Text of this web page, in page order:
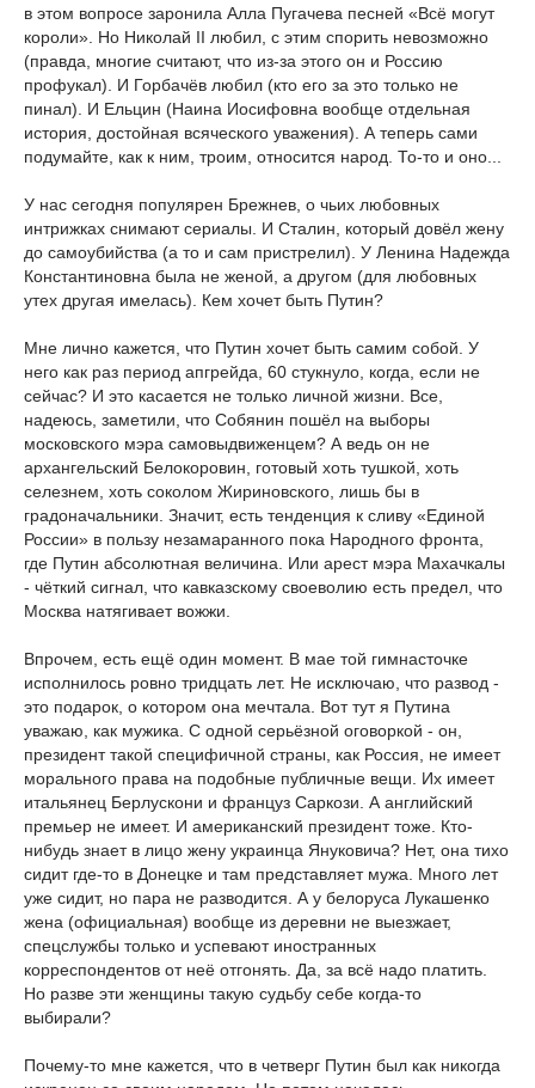
в этом вопросе заронила Алла Пугачева песней «Всё могут
короли». Но Николай II любил, с этим спорить невозможно
(правда, многие считают, что из-за этого он и Россию
профукал). И Горбачёв любил (кто его за это только не
пинал). И Ельцин (Наина Иосифовна вообще отдельная
история, достойная всяческого уважения). А теперь сами
подумайте, как к ним, троим, относится народ. То-то и оно...
У нас сегодня популярен Брежнев, о чьих любовных
интрижках снимают сериалы. И Сталин, который довёл жену
до самоубийства (а то и сам пристрелил). У Ленина Надежда
Константиновна была не женой, а другом (для любовных
утех другая имелась). Кем хочет быть Путин?
Мне лично кажется, что Путин хочет быть самим собой. У
него как раз период апгрейда, 60 стукнуло, когда, если не
сейчас? И это касается не только личной жизни. Все,
надеюсь, заметили, что Собянин пошёл на выборы
московского мэра самовыдвиженцем? А ведь он не
архангельский Белокоровин, готовый хоть тушкой, хоть
селезнем, хоть соколом Жириновского, лишь бы в
градоначальники. Значит, есть тенденция к сливу «Единой
России» в пользу незамаранного пока Народного фронта,
где Путин абсолютная величина. Или арест мэра Махачкалы
- чёткий сигнал, что кавказскому своеволию есть предел, что
Москва натягивает вожжи.
Впрочем, есть ещё один момент. В мае той гимнасточке
исполнилось ровно тридцать лет. Не исключаю, что развод -
это подарок, о котором она мечтала. Вот тут я Путина
уважаю, как мужика. С одной серьёзной оговоркой - он,
президент такой специфичной страны, как Россия, не имеет
морального права на подобные публичные вещи. Их имеет
итальянец Берлускони и француз Саркози. А английский
премьер не имеет. И американский президент тоже. Кто-
нибудь знает в лицо жену украинца Януковича? Нет, она тихо
сидит где-то в Донецке и там представляет мужа. Много лет
уже сидит, но пара не разводится. А у белоруса Лукашенко
жена (официальная) вообще из деревни не выезжает,
спецслужбы только и успевают иностранных
корреспондентов от неё отгонять. Да, за всё надо платить.
Но разве эти женщины такую судьбу себе когда-то
выбирали?
Почему-то мне кажется, что в четверг Путин был как никогда